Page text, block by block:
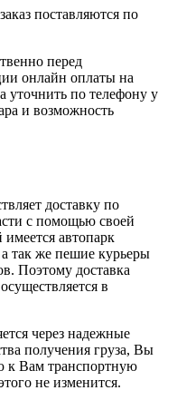
поставляются по
перед
онлайн оплаты на
уточнить по телефону у
и возможность
доставку по
с помощью своей
автопарк
так же пешие курьеры
Поэтому доставка
в
через надежные
получения груза, Вы
Вам транспортную
не изменится.